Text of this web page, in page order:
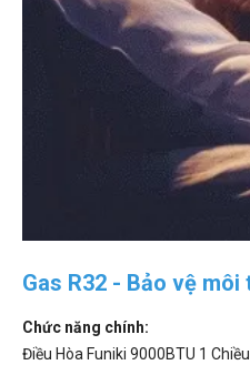
Gas R32 - Bảo vệ môi
Chức năng chính:
Điều Hòa Funiki 9000BTU 1